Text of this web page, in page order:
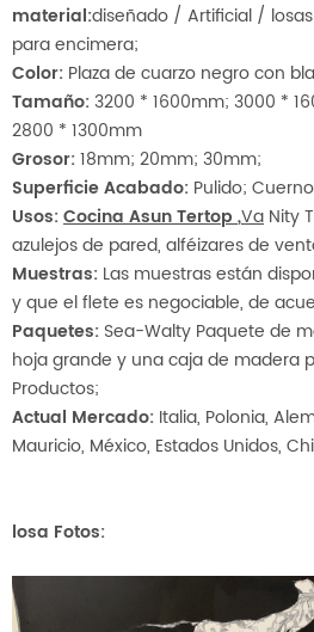
material:diseñado / Artificial /
para encimera;
Color: Plaza de cuarzo negro con
Tamaño:3200 * 1600mm; 3000 *
2800 * 1300mm
Grosor:18mm; 20mm; 30mm;
Superficie Acabado: Pulido;
Usos:Cocina AsunTertop,Va Nity
azulejos de pared, alféizares de
Muestras: Las muestras están
y que el flete es negociable, de
Paquetes: Sea-Walty Paquete de
hoja grande y una caja de madera
Productos;
Actual Mercado: Italia, Polonia,
Mauricio, México, Estados Unidos,
losa Fotos: